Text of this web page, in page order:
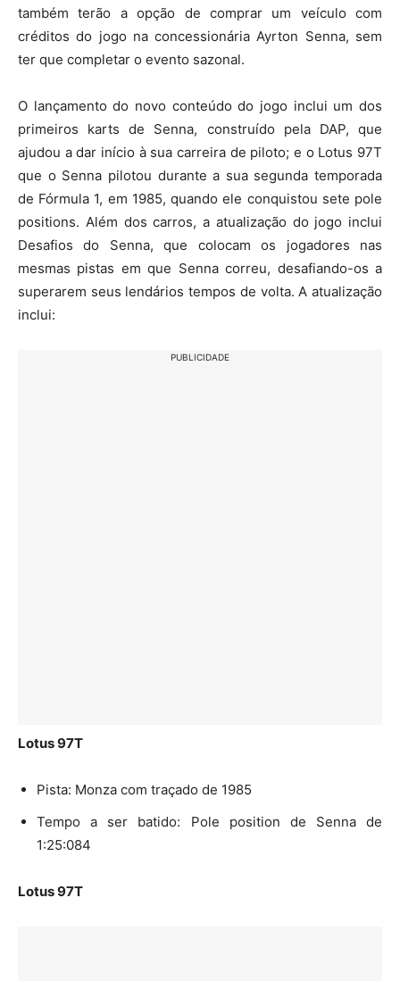
também terão a opção de comprar um veículo com
créditos do jogo na concessionária Ayrton Senna, sem
ter que completar o evento sazonal.
O lançamento do novo conteúdo do jogo inclui um dos
primeiros karts de Senna, construído pela DAP, que
ajudou a dar início à sua carreira de piloto; e o Lotus 97T
que o Senna pilotou durante a sua segunda temporada
de Fórmula 1, em 1985, quando ele conquistou sete pole
positions. Além dos carros, a atualização do jogo inclui
Desafios do Senna, que colocam os jogadores nas
mesmas pistas em que Senna correu, desafiando-os a
superarem seus lendários tempos de volta. A atualização
inclui:
PUBLICIDADE
Lotus 97T
Pista: Monza com traçado de 1985
Tempo a ser batido: Pole position de Senna de
1:25:084
Lotus 97T